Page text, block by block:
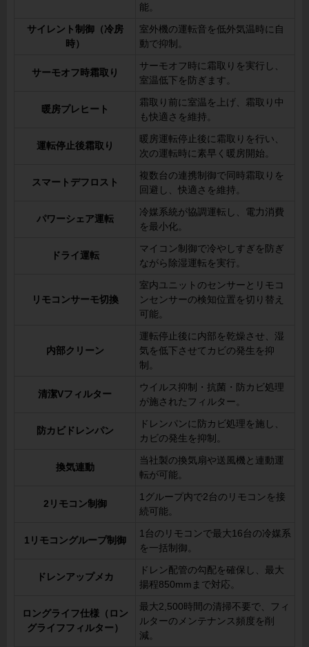
能。
サイレント制御（冷房
時）
室外機の運転音を低外気温時に自
動で抑制。
サーモオフ時霜取り
サーモオフ時に霜取りを実行し、
室温低下を防ぎます。
暖房プレヒート
霜取り前に室温を上げ、霜取り中
も快適さを維持。
運転停止後霜取り
暖房運転停止後に霜取りを行い、
次の運転時に素早く暖房開始。
スマートデフロスト
複数台の連携制御で同時霜取りを
回避し、快適さを維持。
パワーシェア運転
冷媒系統が協調運転し、電力消費
を最小化。
ドライ運転
マイコン制御で冷やしすぎを防ぎ
ながら除湿運転を実行。
リモコンサーモ切換
室内ユニットのセンサーとリモコ
ンセンサーの検知位置を切り替え
可能。
内部クリーン
運転停止後に内部を乾燥させ、湿
気を低下させてカビの発生を抑
制。
清潔Vフィルター
ウイルス抑制・抗菌・防カビ処理
が施されたフィルター。
防カビドレンパン
ドレンパンに防カビ処理を施し、
カビの発生を抑制。
換気連動
当社製の換気扇や送風機と連動運
転が可能。
2リモコン制御
1グループ内で2台のリモコンを接
続可能。
1リモコングループ制御
1台のリモコンで最大16台の冷媒系
を一括制御。
ドレンアップメカ
ドレン配管の勾配を確保し、最大
揚程850mmまで対応。
ロングライフ仕様（ロン
グライフフィルター）
最大2,500時間の清掃不要で、フィ
ルターのメンテナンス頻度を削
減。